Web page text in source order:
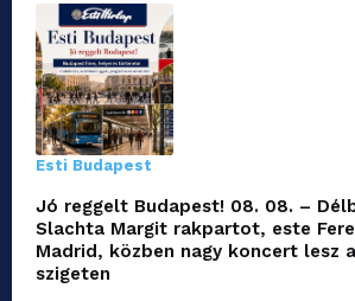
Esti Budapest
Jó reggelt Budapest! 08. 08. –
Slachta Margit rakpartot, este
Madrid, közben nagy koncert lesz
szigeten